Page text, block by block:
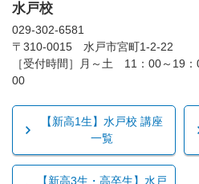
水戸校
029-302-6581
〒310-0015 水戸市宮町1-2-22
［受付時間］月～土 11：00～19
00
【新高1生】水戸校 講座
一覧
【新高3生・高卒生】水戸